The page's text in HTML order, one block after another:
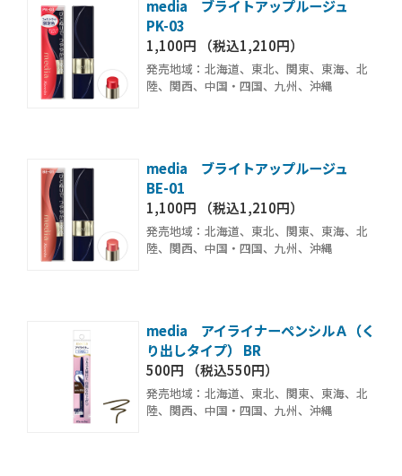
media ブライトアップルージュ
PK-03
1,100円 （税込1,210円）
発売地域：北海道、東北、関東、東海、北
陸、関西、中国・四国、九州、沖縄
media ブライトアップルージュ
BE-01
1,100円 （税込1,210円）
発売地域：北海道、東北、関東、東海、北
陸、関西、中国・四国、九州、沖縄
media アイライナーペンシルＡ（く
り出しタイプ） BR
500円 （税込550円）
発売地域：北海道、東北、関東、東海、北
陸、関西、中国・四国、九州、沖縄